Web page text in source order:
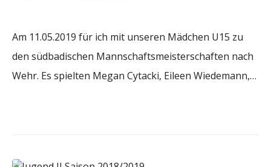
Am 11.05.2019 für ich mit unseren Mädchen U15 zu
den südbadischen Mannschaftsmeisterschaften nach
Wehr. Es spielten Megan Cytacki, Eileen Wiedemann,…